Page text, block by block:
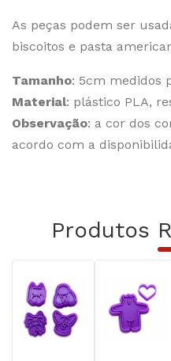
As peças podem ser
biscoitos e pasta
Tamanho: 5cm medidos
Material: plástico PLA,
Observação: a cor dos
acordo com a
Produtos